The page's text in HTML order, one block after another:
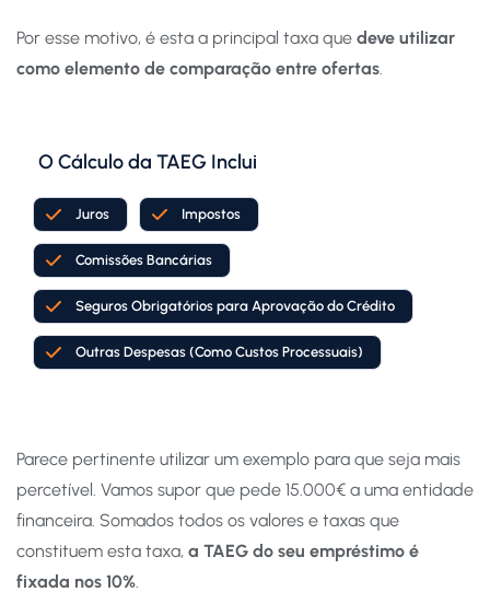
Por esse motivo, é esta a principal taxa que deve utilizar
como elemento de comparação entre ofertas.
O Cálculo da TAEG Inclui
Juros Impostos
Comissões Bancárias
Seguros Obrigatórios para Aprovação do Crédito
Outras Despesas (Como Custos Processuais)
Parece pertinente utilizar um exemplo para que seja mais
percetível. Vamos supor que pede 15.000€ a uma entidade
financeira. Somados todos os valores e taxas que
constituem esta taxa, a TAEG do seu empréstimo é
fixada nos 10%.